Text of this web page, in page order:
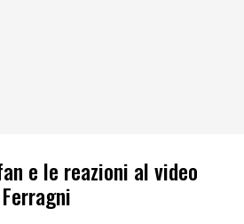
e le reazioni al video